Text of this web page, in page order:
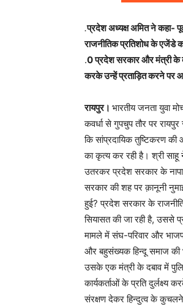
.प्रदेश अध्यक्ष अमित ने कहा-
राजनीतिक प्रतिशोध के एजेंडे
.0 प्रदेश सरकार और मंत्री के
करके उन्हें प्रताड़ित करने पर
रायपुर। भारतीय जनता युवा
कवर्धा से गुपचुप तौर पर
कि सांप्रदायिक तुष्टिकरण
का कृत्य कर रही है। श्री साहू
उतरकर प्रदेश सरकार के
सरकार की शह पर क़ानूनी
हुई? प्रदेश सरकार के
सियासत की जा रही है, उससे
मामले में संघ-परिवार और
और बहुसंख्यक हिन्दू समाज की
उसके एक मंत्री के दबाव में
कार्यकर्ताओं के प्रति दुर्लक्ष्य
संरक्षण देकर हिन्दुत्व के